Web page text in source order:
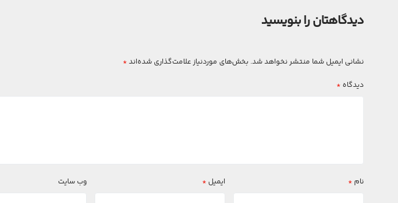
دیدگاهتان را بنویسید
نشانی ایمیل شما منتشر نخواهد شد. بخش‌های موردنیاز علامت‌گذاری شده‌اند *
دیدگاه *
نام * ایمیل * وب‌ سایت